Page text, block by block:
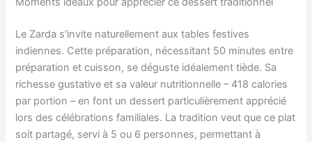
Le Zarda s'invite naturellement aux tables festives
indiennes. Cette préparation, nécessitant 50 minutes entre
préparation et cuisson, se déguste idéalement tiède. Sa
richesse gustative et sa valeur nutritionnelle – 418 calories
par portion – en font un dessert particulièrement apprécié
lors des célébrations familiales. La tradition veut que ce plat
soit partagé, servi à 5 ou 6 personnes, permettant à